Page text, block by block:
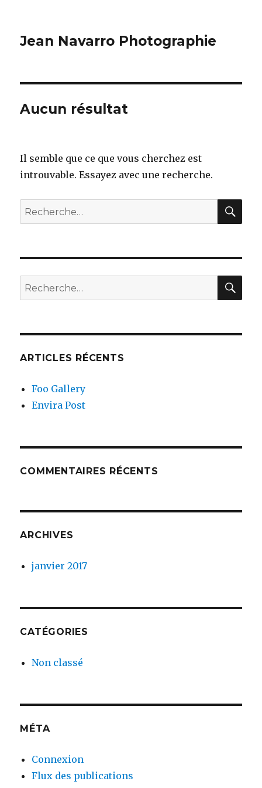
Jean Navarro Photographie
Aucun résultat
Il semble que ce que vous cherchez est
introuvable. Essayez avec une recherche.
Recherche
pour
Recherche
pour
ARTICLES RÉCENTS
Foo Gallery
Envira Post
COMMENTAIRES RÉCENTS
ARCHIVES
janvier 2017
CATÉGORIES
Non classé
MÉTA
Connexion
Flux des publications